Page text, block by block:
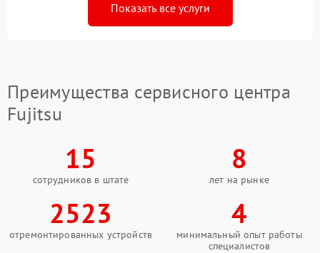
Показать все услуги
Преимущества сервисного центра
Fujitsu
15
сотрудников в штате
8
лет на рынке
2523
отремонтированных устройств
4
минимальный опыт работы
специалистов